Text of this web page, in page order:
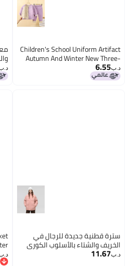
Children's School Uniform Artifact
Autumn And Winter New Three-
layer Quilted Cotton Boys' Cotton
Coat Fleece-lined And Thickeneded
د.ب‏6.55
سترة قطنية جديدة للرجال في
الخريف والشتاء بالأسلوب الكوري
العصري فضفاضة سميكة، معطف
د.ب‏11.67